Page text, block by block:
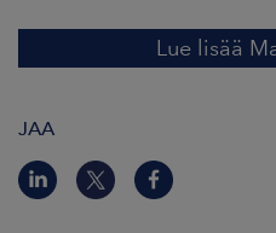
Lue lisää
JAA